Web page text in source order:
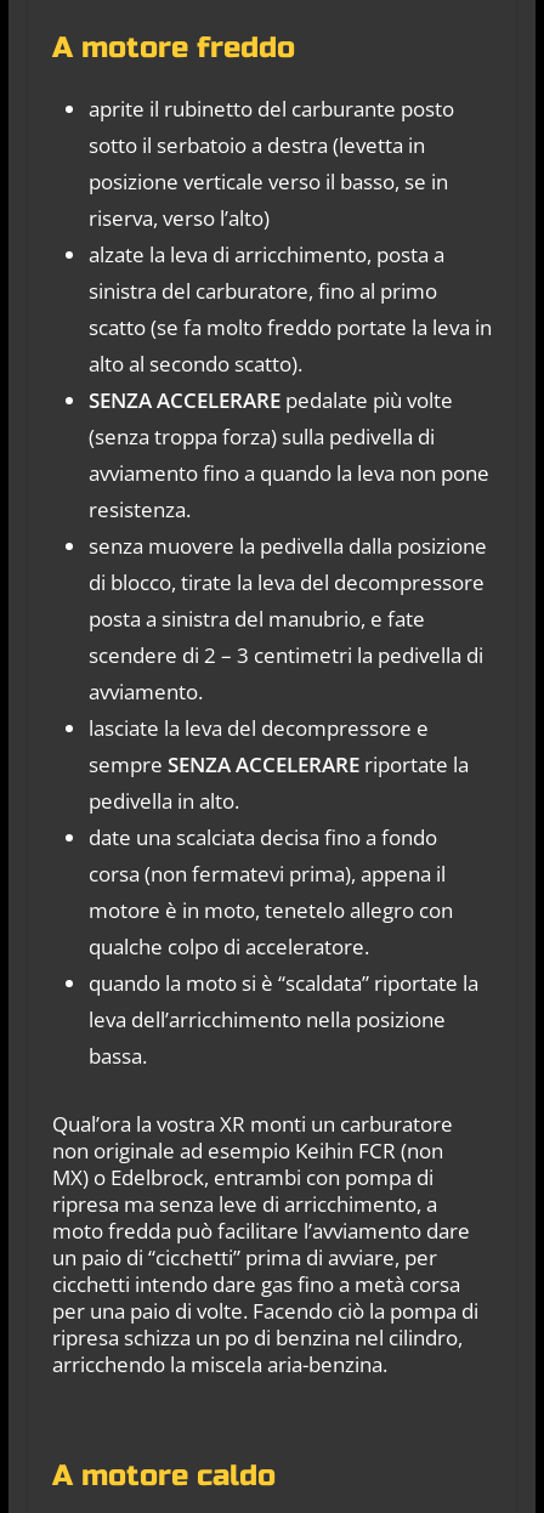
A motore freddo
aprite il rubinetto del carburante posto
sotto il serbatoio a destra (levetta in
posizione verticale verso il basso, se in
riserva, verso l’alto)
alzate la leva di arricchimento, posta a
sinistra del carburatore, fino al primo
scatto (se fa molto freddo portate la leva in
alto al secondo scatto).
SENZA ACCELERAREpedalate più volte
(senza troppa forza) sulla pedivella di
avviamento fino a quando la leva non pone
resistenza.
senza muovere la pedivella dalla posizione
di blocco, tirate la leva del decompressore
posta a sinistra del manubrio, e fate
scendere di 2 – 3 centimetri la pedivella di
avviamento.
lasciate la leva del decompressore e
sempre SENZA ACCELERAREriportate la
pedivella in alto.
date una scalciata decisa fino a fondo
corsa (non fermatevi prima), appena il
motore è in moto, tenetelo allegro con
qualche colpo di acceleratore.
quando la moto si è “scaldata” riportate la
leva dell’arricchimento nella posizione
bassa.
Qual’ora la vostra XR monti un carburatore
non originale ad esempio Keihin FCR (non
MX) o Edelbrock, entrambi con pompa di
ripresa ma senza leve di arricchimento, a
moto fredda può facilitare l’avviamento dare
un paio di “cicchetti” prima di avviare, per
cicchetti intendo dare gas fino a metà corsa
per una paio di volte. Facendo ciò la pompa di
ripresa schizza un po di benzina nel cilindro,
arricchendo la miscela aria-benzina.
A motore caldo